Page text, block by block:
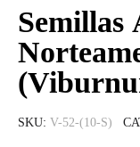
Semillas
SKU V-52-(10-S)